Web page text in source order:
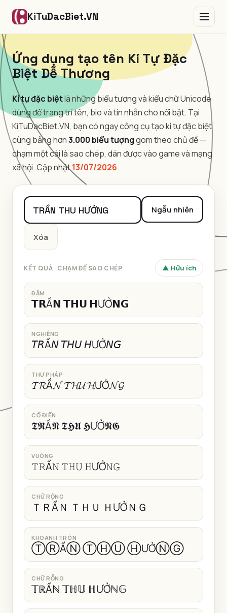
KiTuDacBiet.VN
Ứng dụng tạo tên Kí Tự Đặc
Biệt Dễ Thương
Kí tự đặc biệtlà những biểu tượng và kiểu chữ Unicode
dùng để trang trí tên, bio và tin nhắn cho nổi bật. Tại
KiTuDacBiet.VN, bạn có ngay công cụ tạo kí tự đặc biệt
cùng bảng hơn3.000 biểu tượnggom theo chủ đề —
chạm một cái là sao chép, dán được vào game và mạng
xã hội. Cập nhật13/07/2026.
Ngẫu nhiên
Xóa
KẾT QUẢ · CHẠM ĐỂ SAO CHÉP ▲ Hữu ích
ĐẬM
𝗧𝗥Ầ𝗡 𝗧𝗛𝗨 𝗛ƯỞ𝗡𝗚
NGHIÊNG
𝘛𝘙Ầ𝘕 𝘛𝘏𝘜 𝘏ƯỞ𝘕𝘎
THƯ PHÁP
𝓣𝓡Ầ𝓝 𝓣𝓗𝓤 𝓗ƯỞ𝓝𝓖
CỔ ĐIỂN
𝕿𝕽Ầ𝕹 𝕿𝕳𝖀 𝕳ƯỞ𝕹𝕲
VUÔNG
𝚃𝚁Ầ𝙽 𝚃𝙷𝚄 𝙷ƯỞ𝙽𝙶
CHỮ RỘNG
ＴＲẦＮ ＴＨＵ ＨƯỞＮＧ
KHOANH TRÒN
ⓉⓇẦⓃ ⓉⒽⓊ ⒽƯỞⓃⒼ
CHỮ RỖNG
𝕋ℝẦℕ 𝕋ℍ𝕌 ℍƯỞℕ𝔾